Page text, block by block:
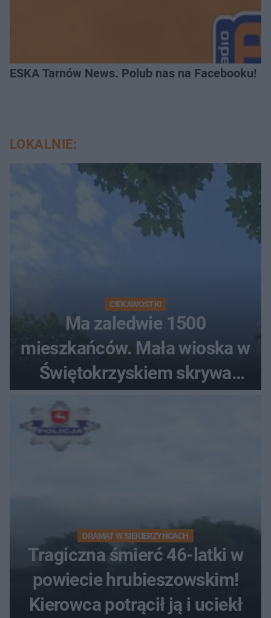
ESKA Tarnów News. Polub nas na Facebooku!
LOKALNIE:
CIEKAWOSTKI
Ma zaledwie 1500
mieszkańców. Mała wioska w
Świętokrzyskiem skrywa
zabytki, bywał tu nawet król
DRAMAT W SIEKIERZYŃCACH
Tragiczna śmierć 46-latki w
powiecie hrubieszowskim!
Kierowca potrącił ją i uciekł